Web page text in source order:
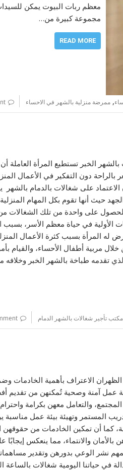
معظم ربات البيوت يمكن
مجموعة كبيرة من…
READ MORE
, ممرضة منزلية بالشهر في الاحساء
الخبر تستطيع المرأة العاملة
دون التفكير في الأعمال
الاعتماد على شغالات بالدمام بالشهر
حيث أنها تقوم بكل المهام
على واحدة من تلك الشغالات
الأولية في حياة معظم الأسر، بسبب
له المرأة بسبب كثرة الأعمال
خلال مربية أطفال الأحساء، والقيام
تقدمه طباخة بالشهر الخبر
مكتب تأجير شغالات بالشهر الدمام
الاعتراف بأهمية الخادمات
عمل آمنة وصحية تُمكنهن من تقديم
والتعامل معهن بكرامة
المستمر وتهيئة بيئة عمل
كما أن تمكين الخادمات من حقوقهن
بالأمان والانتماء، مما ينعكس إيجابًا
نشر الوعي بدورهن وتقدير
في حياتنا اليومية شغالات